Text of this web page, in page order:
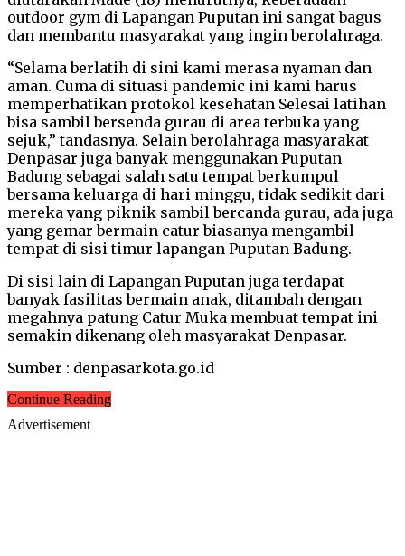
outdoor gym di Lapangan Puputan ini sangat bagus
dan membantu masyarakat yang ingin berolahraga.
“Selama berlatih di sini kami merasa nyaman dan
aman. Cuma di situasi pandemic ini kami harus
memperhatikan protokol kesehatan Selesai latihan
bisa sambil bersenda gurau di area terbuka yang
sejuk,” tandasnya. Selain berolahraga masyarakat
Denpasar juga banyak menggunakan Puputan
Badung sebagai salah satu tempat berkumpul
bersama keluarga di hari minggu, tidak sedikit dari
mereka yang piknik sambil bercanda gurau, ada juga
yang gemar bermain catur biasanya mengambil
tempat di sisi timur lapangan Puputan Badung.
Di sisi lain di Lapangan Puputan juga terdapat
banyak fasilitas bermain anak, ditambah dengan
megahnya patung Catur Muka membuat tempat ini
semakin dikenang oleh masyarakat Denpasar.
Sumber : denpasarkota.go.id
Continue Reading
Advertisement